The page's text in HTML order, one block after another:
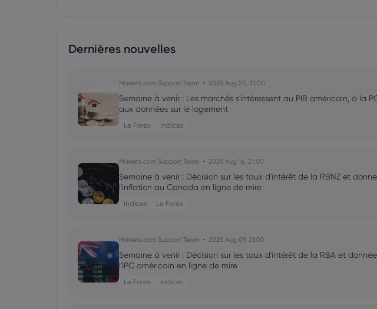
Dernières nouvelles
Markets.com Support Team 2025 Aug 23, 21:00
Semaine à venir : Les marchés s'intéressent au PIB américain, à la
aux données sur le logement
Le Forex Indices
Markets.com Support Team 2025 Aug 16, 21:00
Semaine à venir : Décision sur les taux d'intérêt de la RBNZ et
l'inflation au Canada en ligne de mire
Indices Le Forex
Markets.com Support Team 2025 Aug 09, 21:00
Semaine à venir : Décision sur les taux d'intérêt de la RBA et
l'IPC américain en ligne de mire
Le Forex Indices